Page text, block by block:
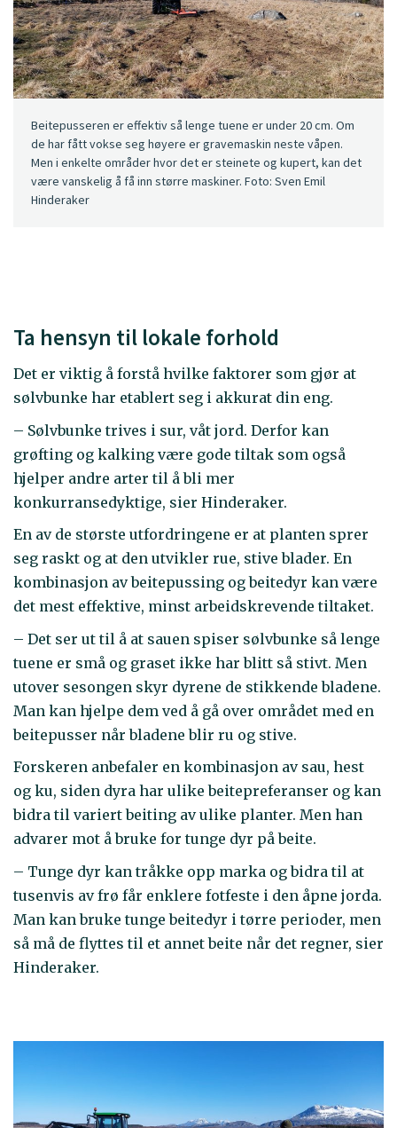
Beitepusseren er effektiv så lenge tuene er under 20 cm. Om
de har fått vokse seg høyere er gravemaskin neste våpen.
Men i enkelte områder hvor det er steinete og kupert, kan det
være vanskelig å få inn større maskiner. Foto: Sven Emil
Hinderaker
Ta hensyn til lokale forhold
Det er viktig å forstå hvilke faktorer som gjør at
sølvbunke har etablert seg i akkurat din eng.
– Sølvbunke trives i sur, våt jord. Derfor kan
grøfting og kalking være gode tiltak som også
hjelper andre arter til å bli mer
konkurransedyktige, sier Hinderaker.
En av de største utfordringene er at planten sprer
seg raskt og at den utvikler rue, stive blader. En
kombinasjon av beitepussing og beitedyr kan være
det mest effektive, minst arbeidskrevende tiltaket.
– Det ser ut til å at sauen spiser sølvbunke så lenge
tuene er små og graset ikke har blitt så stivt. Men
utover sesongen skyr dyrene de stikkende bladene.
Man kan hjelpe dem ved å gå over området med en
beitepusser når bladene blir ru og stive.
Forskeren anbefaler en kombinasjon av sau, hest
og ku, siden dyra har ulike beitepreferanser og kan
bidra til variert beiting av ulike planter. Men han
advarer mot å bruke for tunge dyr på beite.
– Tunge dyr kan tråkke opp marka og bidra til at
tusenvis av frø får enklere fotfeste i den åpne jorda.
Man kan bruke tunge beitedyr i tørre perioder, men
så må de flyttes til et annet beite når det regner, sier
Hinderaker.